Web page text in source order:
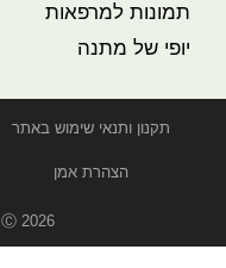
תמונות למרפאות
יופי של מתנה
תקנון ותנאי שימוש באתר
הצהרת אמן
Ⓒ 2026 כל הזכויות שמורות | Gordon Art - גורדון ארט